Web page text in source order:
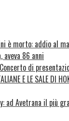
è morto: addio al
86 anni
di
E LE SALE DI
ad Avetrana il più